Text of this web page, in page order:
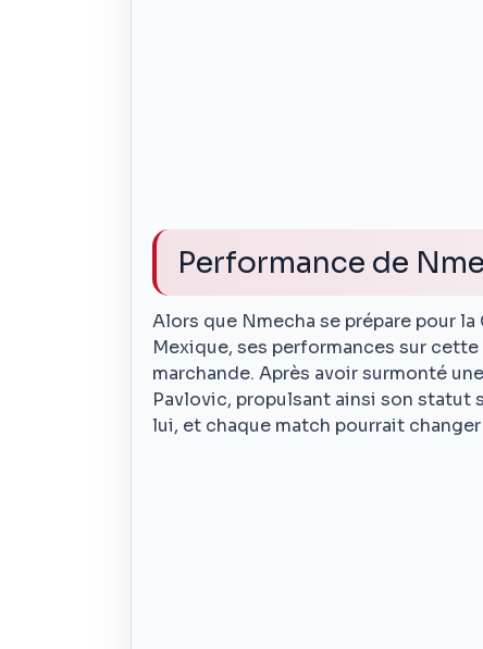
Performance de
Alors que Nmecha se prépare pour
Mexique, ses performances sur
marchande. Après avoir surmonté
Pavlovic, propulsant ainsi son statut
lui, et chaque match pourrait